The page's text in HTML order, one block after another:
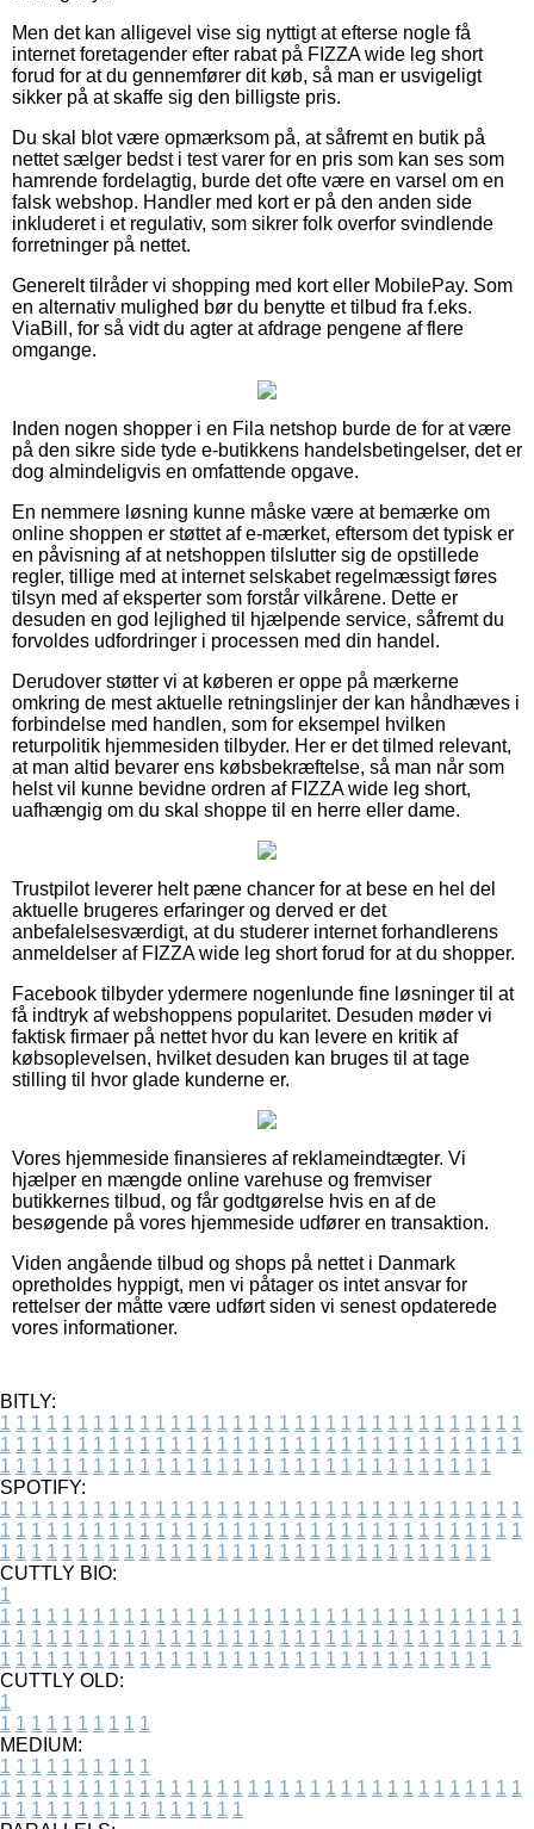
Men det kan alligevel vise sig nyttigt at efterse nogle få
internet foretagender efter rabat på FIZZA wide leg short
forud for at du gennemfører dit køb, så man er usvigeligt
sikker på at skaffe sig den billigste pris.
Du skal blot være opmærksom på, at såfremt en butik på
nettet sælger bedst i test varer for en pris som kan ses som
hamrende fordelagtig, burde det ofte være en varsel om en
falsk webshop. Handler med kort er på den anden side
inkluderet i et regulativ, som sikrer folk overfor svindlende
forretninger på nettet.
Generelt tilråder vi shopping med kort eller MobilePay. Som
en alternativ mulighed bør du benytte et tilbud fra f.eks.
ViaBill, for så vidt du agter at afdrage pengene af flere
omgange.
Inden nogen shopper i en Fila netshop burde de for at være
på den sikre side tyde e-butikkens handelsbetingelser, det er
dog almindeligvis en omfattende opgave.
En nemmere løsning kunne måske være at bemærke om
online shoppen er støttet af e-mærket, eftersom det typisk er
en påvisning af at netshoppen tilslutter sig de opstillede
regler, tillige med at internet selskabet regelmæssigt føres
tilsyn med af eksperter som forstår vilkårene. Dette er
desuden en god lejlighed til hjælpende service, såfremt du
forvoldes udfordringer i processen med din handel.
Derudover støtter vi at køberen er oppe på mærkerne
omkring de mest aktuelle retningslinjer der kan håndhæves i
forbindelse med handlen, som for eksempel hvilken
returpolitik hjemmesiden tilbyder. Her er det tilmed relevant,
at man altid bevarer ens købsbekræftelse, så man når som
helst vil kunne bevidne ordren af FIZZA wide leg short,
uafhængig om du skal shoppe til en herre eller dame.
Trustpilot leverer helt pæne chancer for at bese en hel del
aktuelle brugeres erfaringer og derved er det
anbefalelsesværdigt, at du studerer internet forhandlerens
anmeldelser af FIZZA wide leg short forud for at du shopper.
Facebook tilbyder ydermere nogenlunde fine løsninger til at
få indtryk af webshoppens popularitet. Desuden møder vi
faktisk firmaer på nettet hvor du kan levere en kritik af
købsoplevelsen, hvilket desuden kan bruges til at tage
stilling til hvor glade kunderne er.
Vores hjemmeside finansieres af reklameindtægter. Vi
hjælper en mængde online varehuse og fremviser
butikkernes tilbud, og får godtgørelse hvis en af de
besøgende på vores hjemmeside udfører en transaktion.
Viden angående tilbud og shops på nettet i Danmark
opretholdes hyppigt, men vi påtager os intet ansvar for
rettelser der måtte være udført siden vi senest opdaterede
vores informationer.
BITLY:
1 1 1 1 1 1 1 1 1 1 1 1 1 1 1 1 1 1 1 1 1 1 1 1 1 1 1 1 1 1 1 1 1 1
1 1 1 1 1 1 1 1 1 1 1 1 1 1 1 1 1 1 1 1 1 1 1 1 1 1 1 1 1 1 1 1 1 1
1 1 1 1 1 1 1 1 1 1 1 1 1 1 1 1 1 1 1 1 1 1 1 1 1 1 1 1 1 1 1 1
SPOTIFY:
1 1 1 1 1 1 1 1 1 1 1 1 1 1 1 1 1 1 1 1 1 1 1 1 1 1 1 1 1 1 1 1 1 1
1 1 1 1 1 1 1 1 1 1 1 1 1 1 1 1 1 1 1 1 1 1 1 1 1 1 1 1 1 1 1 1 1 1
1 1 1 1 1 1 1 1 1 1 1 1 1 1 1 1 1 1 1 1 1 1 1 1 1 1 1 1 1 1 1 1
CUTTLY BIO:
1
1 1 1 1 1 1 1 1 1 1 1 1 1 1 1 1 1 1 1 1 1 1 1 1 1 1 1 1 1 1 1 1 1 1
1 1 1 1 1 1 1 1 1 1 1 1 1 1 1 1 1 1 1 1 1 1 1 1 1 1 1 1 1 1 1 1 1 1
1 1 1 1 1 1 1 1 1 1 1 1 1 1 1 1 1 1 1 1 1 1 1 1 1 1 1 1 1 1 1 1
CUTTLY OLD:
1
1 1 1 1 1 1 1 1 1 1
MEDIUM:
1 1 1 1 1 1 1 1 1 1
1 1 1 1 1 1 1 1 1 1 1 1 1 1 1 1 1 1 1 1 1 1 1 1 1 1 1 1 1 1 1 1 1 1
1 1 1 1 1 1 1 1 1 1 1 1 1 1 1 1